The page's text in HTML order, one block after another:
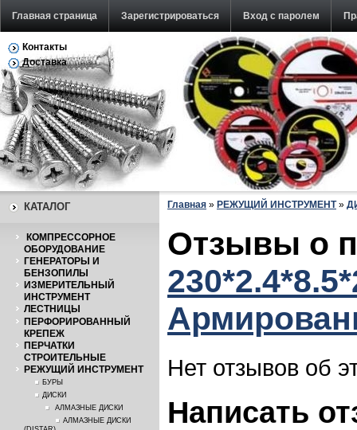
Главная страница Зарегистрироваться Вход с паролем
Обратная связь
Контакты
Доставка
КАТАЛОГ
КОМПРЕССОРНОЕ
ОБОРУДОВАНИЕ
ГЕНЕРАТОРЫ И
БЕНЗОПИЛЫ
ИЗМЕРИТЕЛЬНЫЙ
ИНСТРУМЕНТ
ЛЕСТНИЦЫ
ПЕРФОРИРОВАННЫЙ
КРЕПЕЖ
ПЕРЧАТКИ
СТРОИТЕЛЬНЫЕ
РЕЖУЩИЙ ИНСТРУМЕНТ
БУРЫ
ДИСКИ
АЛМАЗНЫЕ ДИСКИ
АЛМАЗНЫЕ ДИСКИ
Главная » РЕЖУЩИЙ ИНСТРУМЕНТ»
Отзывы о
Нет отзывов об
Написать